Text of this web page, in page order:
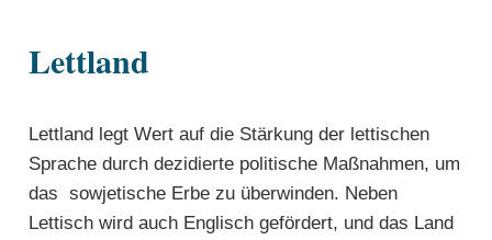
Lettland
Lettland legt Wert auf die Stärkung der lettischen
Sprache durch dezidierte politische Maßnahmen, um
das sowjetische Erbe zu überwinden. Neben
Lettisch wird auch Englisch gefördert, und das Land